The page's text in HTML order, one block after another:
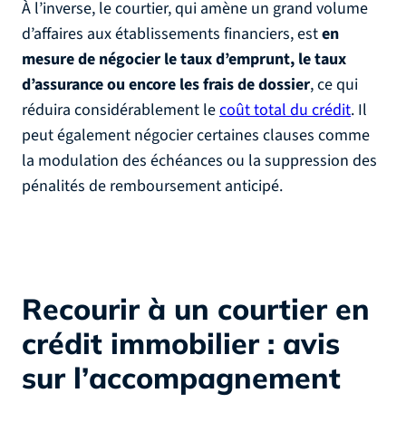
À l’inverse, le courtier, qui amène un grand volume
d’affaires aux établissements financiers, esten
mesure de négocier le taux d’emprunt, le taux
d’assurance ou encore les frais de dossier, ce qui
réduira considérablement lecoût total du crédit. Il
peut également négocier certaines clauses comme
la modulation des échéances ou la suppression des
pénalités de remboursement anticipé.
Recourir à un courtier en
crédit immobilier : avis
sur l’accompagnement